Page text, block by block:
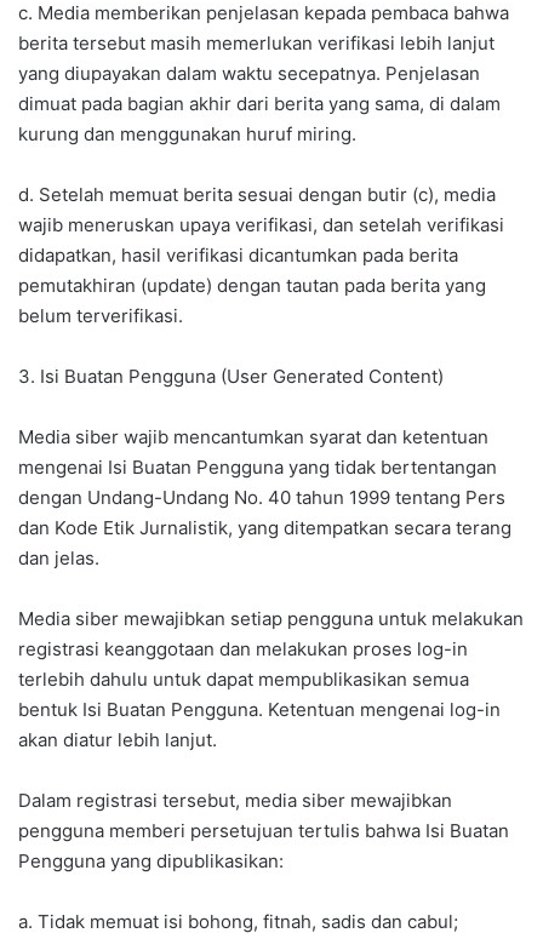
c. Media memberikan penjelasan kepada pembaca bahwa
berita tersebut masih memerlukan verifikasi lebih lanjut
yang diupayakan dalam waktu secepatnya. Penjelasan
dimuat pada bagian akhir dari berita yang sama, di dalam
kurung dan menggunakan huruf miring.
d. Setelah memuat berita sesuai dengan butir (c), media
wajib meneruskan upaya verifikasi, dan setelah verifikasi
didapatkan, hasil verifikasi dicantumkan pada berita
pemutakhiran (update) dengan tautan pada berita yang
belum terverifikasi.
3. Isi Buatan Pengguna (User Generated Content)
Media siber wajib mencantumkan syarat dan ketentuan
mengenai Isi Buatan Pengguna yang tidak bertentangan
dengan Undang-Undang No. 40 tahun 1999 tentang Pers
dan Kode Etik Jurnalistik, yang ditempatkan secara terang
dan jelas.
Media siber mewajibkan setiap pengguna untuk melakukan
registrasi keanggotaan dan melakukan proses log-in
terlebih dahulu untuk dapat mempublikasikan semua
bentuk Isi Buatan Pengguna. Ketentuan mengenai log-in
akan diatur lebih lanjut.
Dalam registrasi tersebut, media siber mewajibkan
pengguna memberi persetujuan tertulis bahwa Isi Buatan
Pengguna yang dipublikasikan:
a. Tidak memuat isi bohong, fitnah, sadis dan cabul;